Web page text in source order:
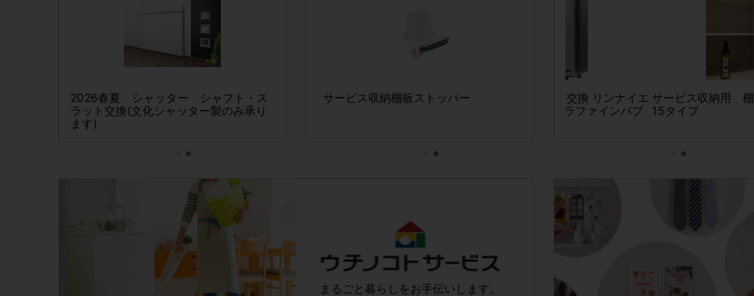
2026春夏 シャッター シャフト・ス
ラット交換(文化シャッター製のみ承り
ます)
【おまとめ買い特典】偉人の筆跡カレン
置き畳 アースカラー サービス収納棚板ストッパー 置き畳 アースカラー
サービス収納用 棚板・受金具セット
15タイプ
2026春夏 ガス給湯器交換 リンナイエ
サービス収納用 棚板・受金具セッ
15タイプ
ワンステップスプレークリ
専用) 80ml 標準液(お試し
まるごと暮らしを お手伝いします。